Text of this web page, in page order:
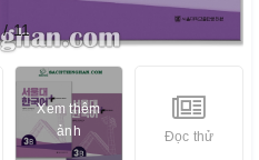
/11
Xem thêm
ảnh
Đọc thử